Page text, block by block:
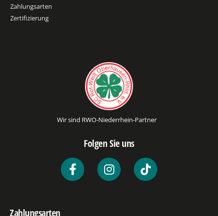
Zahlungsarten
Zertifizierung
Wir sind RWO-Niederrhein-Partner
Folgen Sie uns
Zahlungsarten